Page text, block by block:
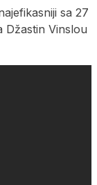
sa 27
Džastin Vinslou